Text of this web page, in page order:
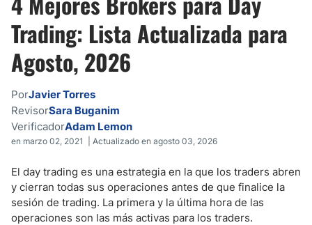
¿Cuánto Dinero Necesito Para Operar en Day Trading?
Cómo Utilizan los Day Trader su Bróker Online
¿Cuáles son los Brókers que Ofrecen Rebajas en el Mercado por
Añadir Liquidez?
Características de la Plataforma de Trading
Servicio al Cliente
Trading: Lista Actualizada para
Agosto, 2026
PorJavier Torres
RevisorSara Buganim
VerificadorAdam Lemon
en marzo 02, 2021 | Actualizado en agosto 03, 2026
El day trading es una estrategia en la que los traders abren
y cierran todas sus operaciones antes de que finalice la
sesión de trading. La primera y la última hora de las
operaciones son las más activas para los traders.